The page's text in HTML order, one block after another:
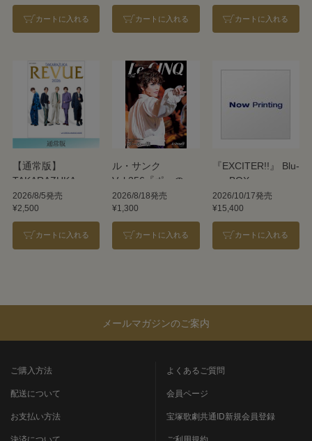
カートに入れる カートに入れる カートに入れる
【通常版】
TAKARAZUKA
REVUE 2026
2026/8/5発売
¥2,500
カートに入れる
ル・サンク
Vol.256『ポーの一
族』＜雪組＞
2026/8/18発売
¥1,300
カートに入れる
『EXCITER!!』 Blu-
ray BOX
2026/10/17発売
¥15,400
カートに入れる
メールマガジンのご案内
ご購入方法
配送について
お支払い方法
決済について
よくあるご質問
会員ページ
宝塚歌劇共通ID新規会員登録
ご利用規約